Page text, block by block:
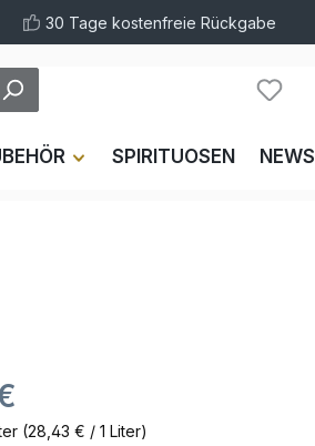
30 Tage kostenfreie Rückgabe
SPIRITUOSEN NEWS
(28,43 € / 1 Liter)